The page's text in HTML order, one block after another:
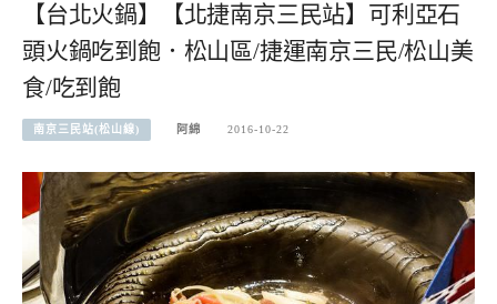
【台北火鍋】【北捷南京三民站】可利亞石
頭火鍋吃到飽．松山區/捷運南京三民/松山美
食/吃到飽
南京三民站(松山線) 阿綿 2016-10-22